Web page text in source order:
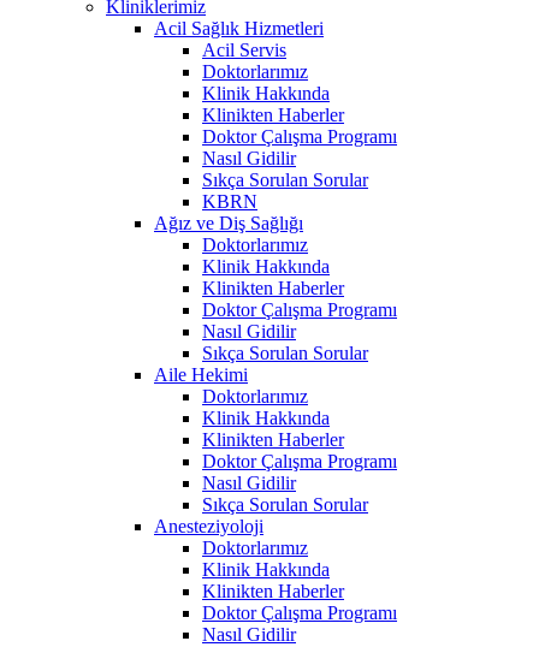
Kliniklerimiz
Acil Sağlık Hizmetleri
Acil Servis
Doktorlarımız
Klinik Hakkında
Klinikten Haberler
Doktor Çalışma Programı
Nasıl Gidilir
Sıkça Sorulan Sorular
KBRN
Ağız ve Diş Sağlığı
Doktorlarımız
Klinik Hakkında
Klinikten Haberler
Doktor Çalışma Programı
Nasıl Gidilir
Sıkça Sorulan Sorular
Aile Hekimi
Doktorlarımız
Klinik Hakkında
Klinikten Haberler
Doktor Çalışma Programı
Nasıl Gidilir
Sıkça Sorulan Sorular
Anesteziyoloji
Doktorlarımız
Klinik Hakkında
Klinikten Haberler
Doktor Çalışma Programı
Nasıl Gidilir